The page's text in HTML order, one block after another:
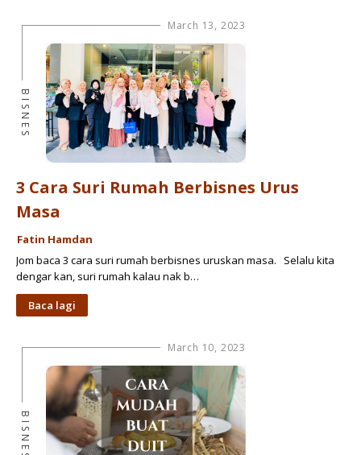
March 13, 2023
BISNES
3 Cara Suri Rumah Berbisnes Urus
Masa
Fatin Hamdan
Jom baca 3 cara suri rumah berbisnes uruskan masa. Selalu kita
dengar kan, suri rumah kalau nak b…
Baca lagi
March 10, 2023
BISNES